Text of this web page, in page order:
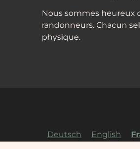
Nous sommes heureux
randonneurs. Chacun
physique.
Deutsch English